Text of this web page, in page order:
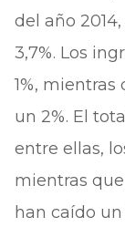
del año
3,7%. Los
1%,
un 2%. El
entre ellas,
mientras
han caído un